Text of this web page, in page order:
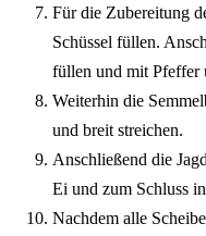
Für die Zubereitung
Schüssel füllen.
füllen und mit Pfeffer
Weiterhin die
und breit streichen.
Anschließend die
Ei und zum Schluss
Nachdem alle